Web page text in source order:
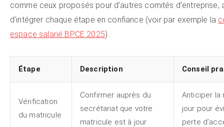
comme ceux proposés pour d’autres comités d’entreprise,
d’intégrer chaque étape en confiance (voir par exemple la
espace salarié BPCE 2025).
Étape Description Conseil
Vérification
du matricule
Confirmer auprès du
secrétariat que votre
matricule est à jour
Anticiper la
jour pour
perte